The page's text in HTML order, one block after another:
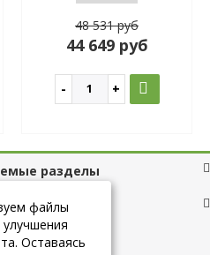
48 531 руб
44 649 руб
разделы
ссылки
файлы
Оставаясь